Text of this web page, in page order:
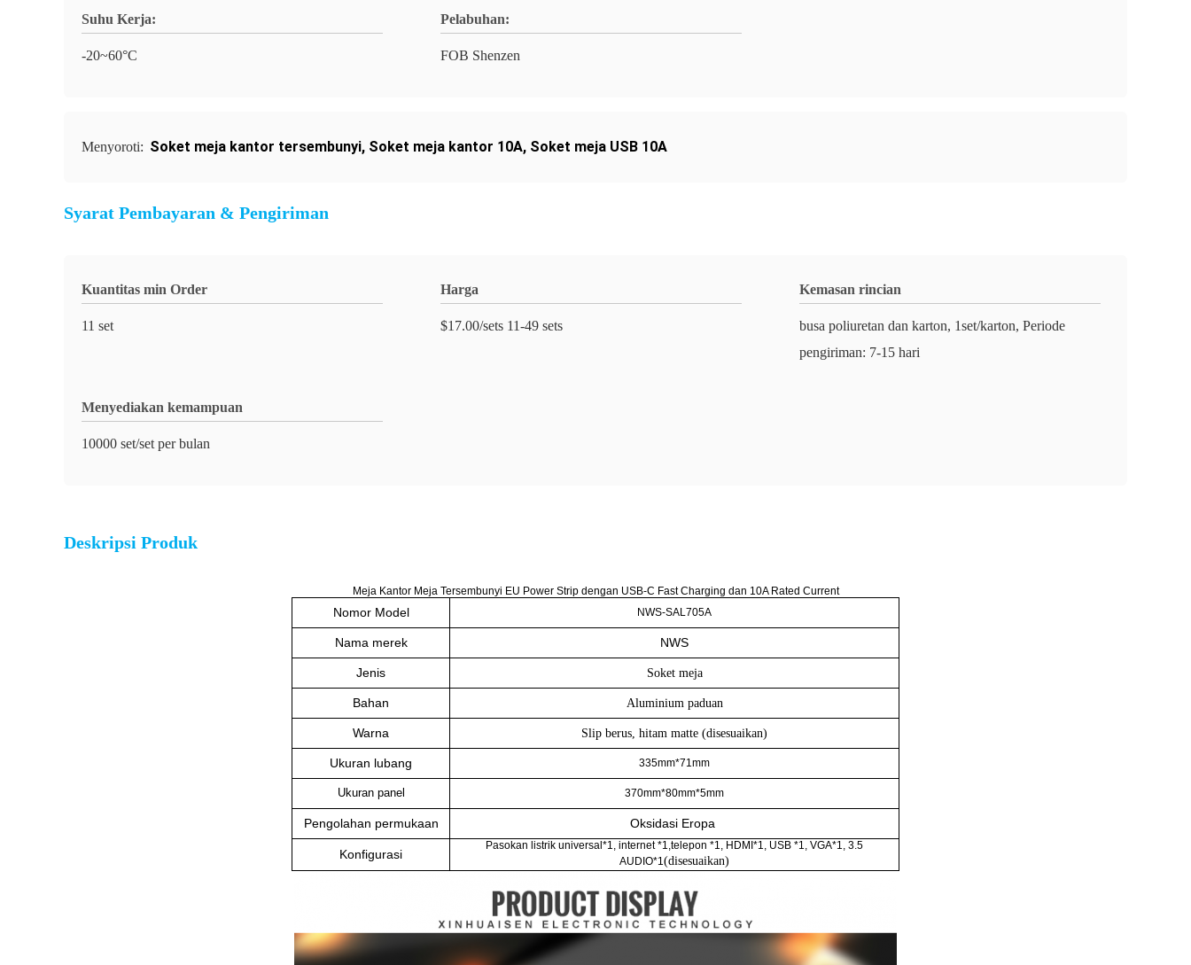
Suhu Kerja:
-20~60°C
Pelabuhan:
FOB Shenzen
Menyoroti: Soket meja kantor tersembunyi, Soket meja kantor 10A, Soket meja USB 10A
Syarat Pembayaran & Pengiriman
Kuantitas min Order
11 set
Harga
$17.00/sets 11-49 sets
Kemasan rincian
busa poliuretan dan karton, 1set/karton, Periode
pengiriman: 7-15 hari
Menyediakan kemampuan
10000 set/set per bulan
Deskripsi Produk
Meja Kantor Meja Tersembunyi EU Power Strip dengan USB-C Fast Charging dan 10A Rated Current
Nomor Model NWS-SAL705A
Nama merek NWS
Jenis Soket meja
Bahan Aluminium paduan
Warna Slip berus, hitam matte (disesuaikan)
Ukuran lubang 335mm*71mm
Ukuran panel 370mm*80mm*5mm
Pengolahan permukaan Oksidasi Eropa
Konfigurasi
Pasokan listrik universal*1, internet *1,telepon *1, HDMI*1, USB *1, VGA*1, 3.5
AUDIO*1(disesuaikan)